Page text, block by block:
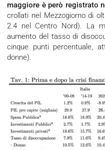
maggiore è però registrato
crollati nel Mezzogiorno di
2.4 nel Centro Nord). La
aumento del tasso di
cinque punti percentuale,
donne).